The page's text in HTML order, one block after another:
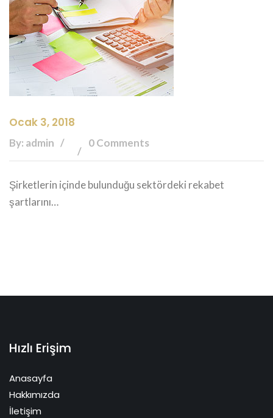
Ocak 3, 2018
By: admin 0 Comments
Şirketlerin içinde bulunduğu sektördeki rekabet
şartlarını…
Hızlı Erişim
Anasayfa
Hakkımızda
İletişim